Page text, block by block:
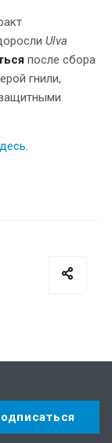
Ulva
после сбора
гнили,
.